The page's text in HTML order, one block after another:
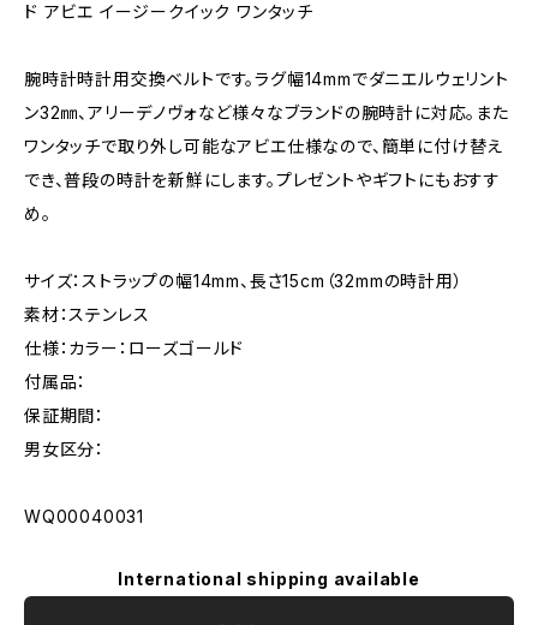
ド アビエ イージークイック ワンタッチ
腕時計時計用交換ベルトです。ラグ幅14mmでダニエルウェリント
ン32㎜、アリーデノヴォなど様々なブランドの腕時計に対応。また
ワンタッチで取り外し可能なアビエ仕様なので、簡単に付け替え
でき、普段の時計を新鮮にします。プレゼントやギフトにもおすす
め。
サイズ：ストラップの幅14mm、長さ15cm（32mmの時計用）
素材：ステンレス
仕様：カラー：ローズゴールド
付属品：
保証期間：
男女区分：
WQ00040031
International shipping available